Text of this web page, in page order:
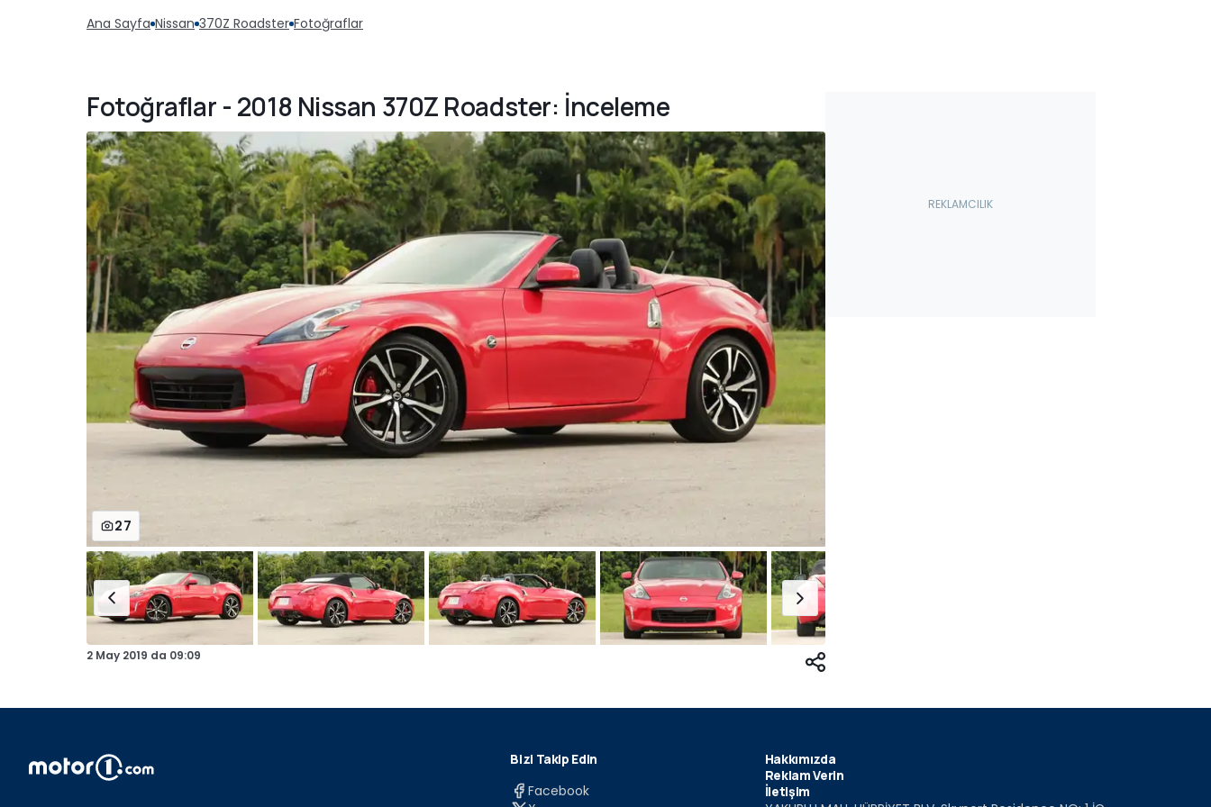
Ana Sayfa Nissan 370Z Roadster Fotoğraflar
Fotoğraflar - 2018 Nissan 370Z Roadster: İnceleme
27
2 May 2019 da 09:09
Bizi Takip Edin
Facebook
Hakkımızda
Reklam Verin
İletişim